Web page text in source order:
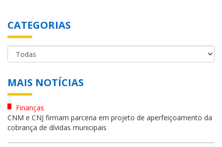
CATEGORIAS
MAIS NOTÍCIAS
Finanças
CNM e CNJ firmam parceria em projeto de aperfeiçoamento da
cobrança de dívidas municipais